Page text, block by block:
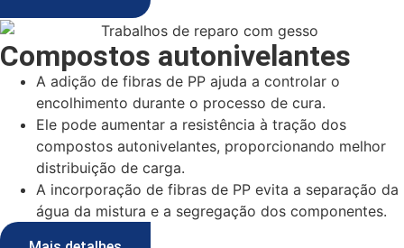
Compostos autonivelantes
A adição de fibras de PP ajuda a controlar o
encolhimento durante o processo de cura.
Ele pode aumentar a resistência à tração dos
compostos autonivelantes, proporcionando melhor
distribuição de carga.
A incorporação de fibras de PP evita a separação da
água da mistura e a segregação dos componentes.